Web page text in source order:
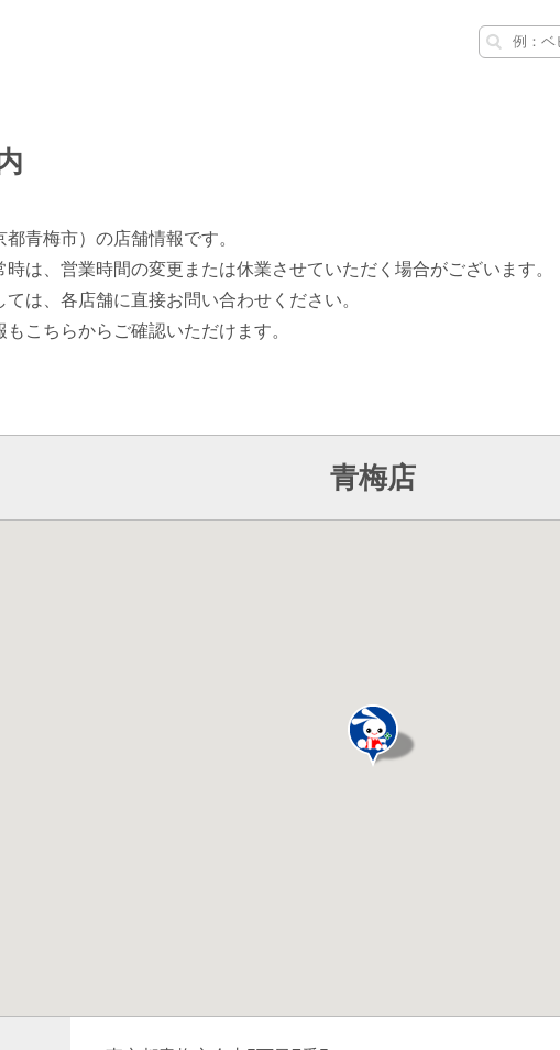
青梅市）の店舗情報です。
は、営業時間の変更または休業させていただく場合がございます。
は、各店舗に直接お問い合わせください。
こちらからご確認いただけます。
青梅店